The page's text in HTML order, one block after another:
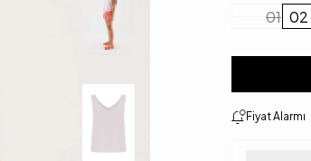
01 02
Fiyat Alarmı